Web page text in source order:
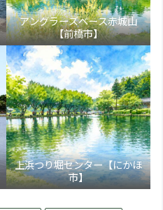
アングラーズベース赤城山
【前橋市】
上浜つり堀センター【にかほ
市】